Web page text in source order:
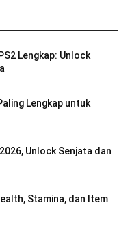
Lengkap: Unlock
Lengkap untuk
Unlock Senjata dan
Stamina, dan Item